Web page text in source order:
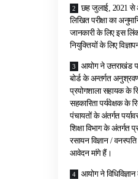
छह जुलाई, 2021
लिखित परीक्षा का
जानकारी के लिए इस
नियुक्तियों के लिए
आयोग ने उत्तराखंड
बोर्ड के अन्तर्गत
प्रयोगशाला सहायक के
सहकारिता पर्यवेक्षक के
पंचायतों के अंतर्गत
शिक्षा विभाग के अंतर्गत
रसायन विज्ञान /
आवेदन मांगे हैं।
आयोग ने